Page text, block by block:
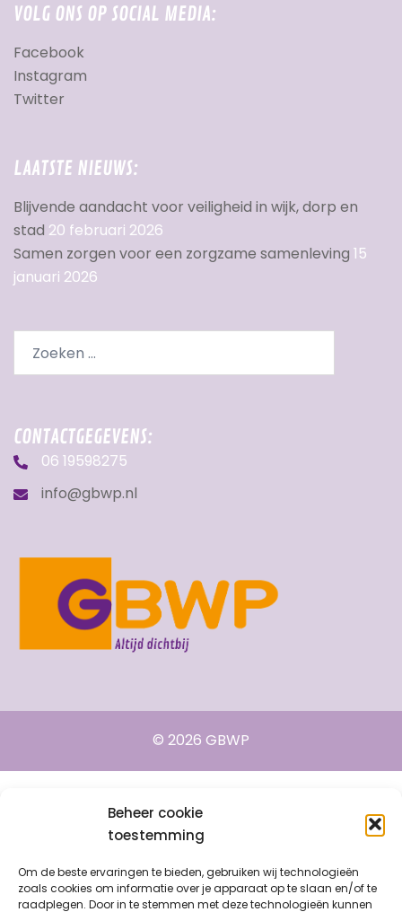
Beheer cookie
toestemming
Om de beste ervaringen te bieden, gebruiken wij technologieën
zoals cookies om informatie over je apparaat op te slaan en/of te
raadplegen. Door in te stemmen met deze technologieën kunnen
VOLG ONS OP SOCIAL MEDIA:
Facebook
Instagram
Twitter
LAATSTE NIEUWS:
Blijvende aandacht voor veiligheid in wijk, dorp en
stad 20 februari 2026
Samen zorgen voor een zorgzame samenleving 15
januari 2026
CONTACTGEGEVENS:
06 19598275
info@gbwp.nl
© 2026 GBWP